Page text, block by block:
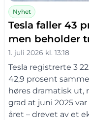
Nyhet
Tesla faller 43
men beholder
1. juli 2026 kl. 13:18
Tesla registrerte 3
42,9 prosent
høres dramatisk ut,
grad at juni 2025
året – drevet av et